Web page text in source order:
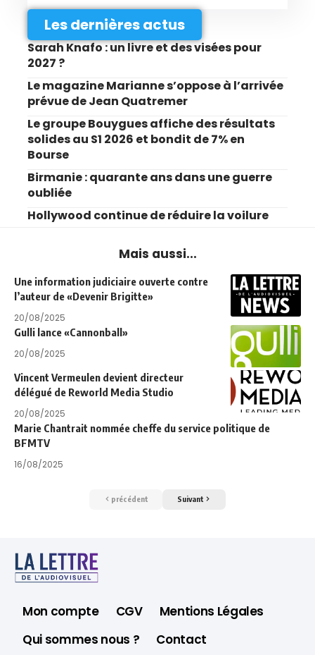
Les dernières actus
Sarah Knafo : un livre et des visées pour
2027 ?
Le magazine Marianne s’oppose à l’arrivée
prévue de Jean Quatremer
Le groupe Bouygues affiche des résultats
solides au S1 2026 et bondit de 7% en
Bourse
Birmanie : quarante ans dans une guerre
oubliée
Hollywood continue de réduire la voilure
Mais aussi...
Une information judiciaire ouverte contre
l’auteur de «Devenir Brigitte»
20/08/2025
Gulli lance «Cannonball»
20/08/2025
Vincent Vermeulen devient directeur
délégué de Reworld Media Studio
20/08/2025
Marie Chantrait nommée cheffe du service politique de
BFMTV
16/08/2025
précédent Suivant
Mon compte CGV
Mentions Légales
Qui sommes nous ?
Contact